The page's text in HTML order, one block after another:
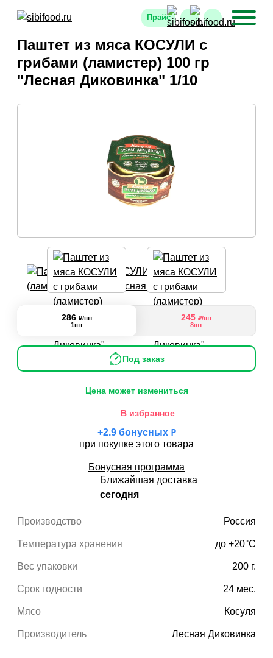
Прайс
Паштет из мяса КОСУЛИ с
грибами (ламистер) 100 гр
"Лесная Диковинка" 1/10
Производство Россия
Температура хранения до +20°С
Вес упаковки 200 г.
Срок годности 24 мес.
Мясо Косуля
Производитель Лесная Диковинка
286 ₽/шт
1шт
245 ₽/шт
8шт
Под заказ
Цена может измениться
В избранное
+2.9бонусных ₽
при покупке этого товара
Бонусная программа
Ближайшая доставка
сегодня